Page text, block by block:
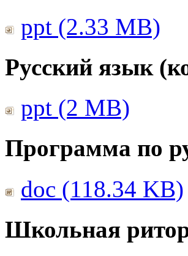
ppt (2.33 MB)
Русский язык
ppt (2 MB)
Программа по
doc (118.34 KB)
Школьная